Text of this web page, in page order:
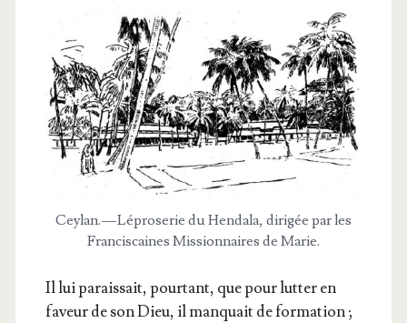
Cey­lan. — Lépro­se­rie du Hen­da­la, diri­gée par les
Fran­cis­caines Mis­sion­naires de Marie.
Il lui parais­sait, pour­tant, que pour lut­ter en
faveur de son Dieu, il man­quait de for­ma­tion ;